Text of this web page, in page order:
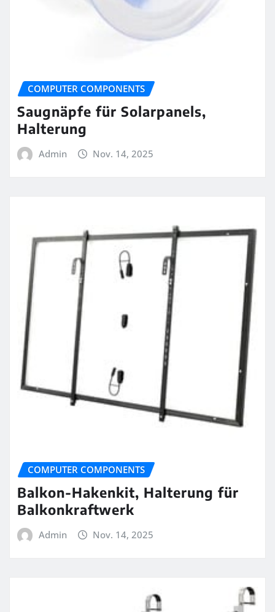
COMPUTER COMPONENTS
Saugnäpfe für Solarpanels,
Halterung
Admin Nov. 14, 2025
COMPUTER COMPONENTS
Balkon-Hakenkit, Halterung für
Balkonkraftwerk
Admin Nov. 14, 2025